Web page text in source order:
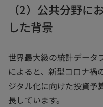
（2）公共分野に
した背景
世界最大級の統計データ
によると、新型コロナ禍
ジタル化に向けた投資予
長しています。